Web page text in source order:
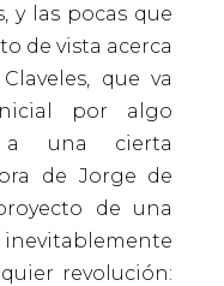
y las pocas que
de vista acerca
que va
por algo
a una cierta
de Jorge de
de una
revolución: